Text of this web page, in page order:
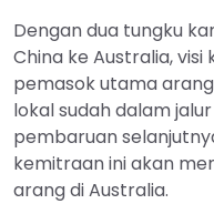
Dengan dua tungku
China ke Australia,
pemasok utama
lokal sudah dalam
pembaruan
kemitraan ini akan
arang di Australia.